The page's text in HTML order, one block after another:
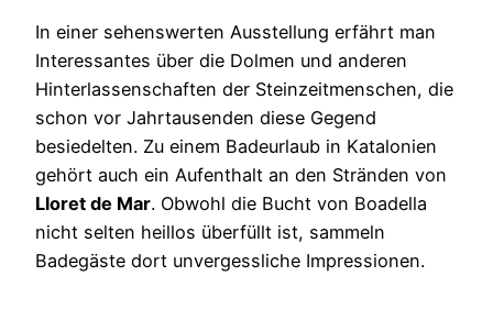
In einer sehenswerten Ausstellung erfährt man
Interessantes über die Dolmen und anderen
Hinterlassenschaften der Steinzeitmenschen, die
schon vor Jahrtausenden diese Gegend
besiedelten. Zu einem Badeurlaub in Katalonien
gehört auch ein Aufenthalt an den Stränden von
Lloret de Mar. Obwohl die Bucht von Boadella
nicht selten heillos überfüllt ist, sammeln
Badegäste dort unvergessliche Impressionen.